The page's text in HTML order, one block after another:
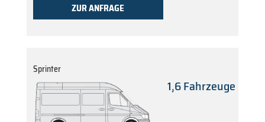
ZUR ANFRAGE
Sprinter
1,6 Fahrzeuge